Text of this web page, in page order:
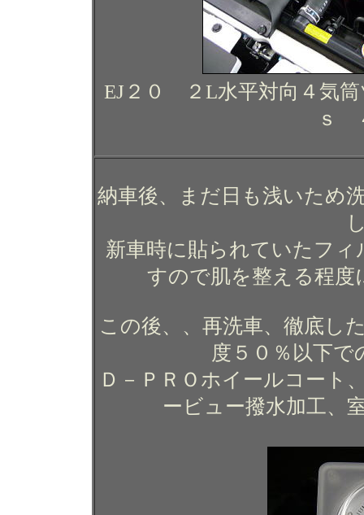
EJ２０ ２L水平対向４気
ｓ
納車後、まだ日も浅いため
新車時に貼られていたフ
すので肌を整える程
この後、、再洗車、徹底し
度５０％以下
Ｄ－ＰＲＯホイールコート
ービュー撥水加工、